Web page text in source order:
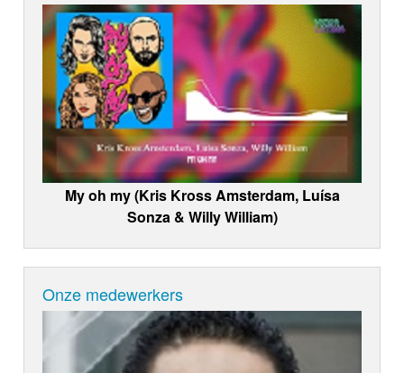
My oh my (Kris Kross Amsterdam, Luísa
Sonza & Willy William)
Onze medewerkers